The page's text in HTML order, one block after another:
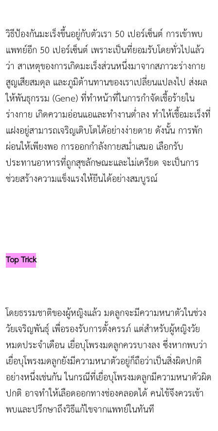
วิธีป้องกันมะเร็งขึ้นอยู่กับตัวเรา 50 เปอร์เซ็นต์ การเข้าพบ
แพทย์อีก 50 เปอร์เซ็นต์ เพราะเป็นที่ยอมรับโดยทั่วไปแล้ว
ว่า สาเหตุของการเกิดมะเร็งส่วนหนึ่งมาจากสภาวะร่างกาย
สูญเสียสมดุล และภูมิต้านทานของเราเปลี่ยนแปลงไป ส่งผล
ให้พันธุกรรม (Gene) ที่ทำหน้าที่ในการกำจัดเชื้อร้ายใน
ร่างกาย เกิดความอ่อนแอและทำงานต่ำลง ทำให้เชื้อมะเร็งที่
แฝงอยู่สามารถเจริญเติบโตได้อย่างง่ายดาย ดังนั้น การพัก
ผ่อนให้เพียงพอ การออกกำลังกายสม่ำเสมอ เลือกรับ
ประทานอาหารที่ถูกสุขลักษณะและไม่เครียด จะเป็นการ
ช่วยสร้างความแข็งแรงให้ยีนได้อย่างสมบูรณ์
Top Trick
โดยธรรมชาติของผู้หญิงแล้ว มดลูกจะมีความหนาตัวในช่วง
วัยเจริญพันธุ์ เพื่อรองรับการตั้งครรภ์ แต่สำหรับผู้หญิงวัย
หมดประจำเดือน เยื่อบุโพรงมดลูกควรบางลง ซึ่งหากพบว่า
เยื่อบุโพรงมดลูกยังมีความหนาตัวอยู่ก็ถือว่าเป็นสิ่งผิดปกติ
อย่างหนึ่งเช่นกัน ในกรณีที่เยื่อบุโพรงมดลูกมีความหนาตัวผิด
ปกติ อาจทำให้เลือดออกทางช่องคลอดได้ คนไข้จึงควรเข้า
พบและปรึกษาถึงวิธีแก้ไขจากแพทย์ในทันที